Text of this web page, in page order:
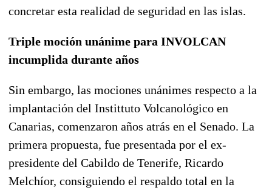
concretar esta realidad de seguridad en las islas.
Triple moción unánime para INVOLCAN
incumplida durante años
Sin embargo, las mociones unánimes respecto a la
implantación del Instittuto Volcanológico en
Canarias, comenzaron años atrás en el Senado. La
primera propuesta, fue presentada por el ex-
presidente del Cabildo de Tenerife, Ricardo
Melchíor, consiguiendo el respaldo total en la